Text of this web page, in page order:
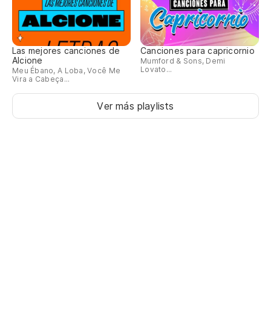
Las mejores canciones de
Alcione
Meu Ébano, A Loba, Você Me
Vira a Cabeça...
Canciones para capricornio
Mumford & Sons, Demi
Lovato...
Ver más playlists